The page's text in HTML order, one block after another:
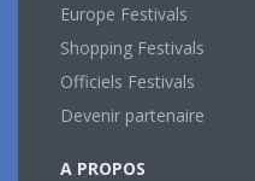
Europe Festivals
Shopping Festivals
Officiels Festivals
Devenir partenaire
A PROPOS